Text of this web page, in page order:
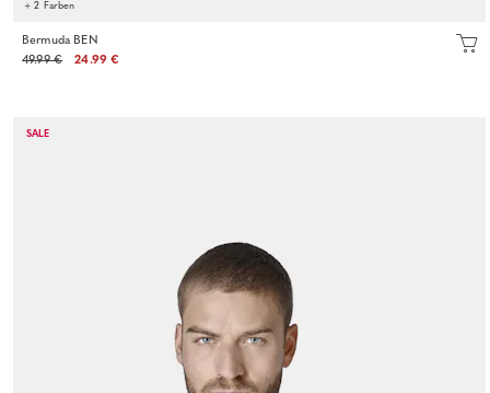
+ 2 Farben
Bermuda BEN
49.99 €
24.99 €
SALE